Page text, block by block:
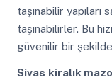
taşınabilir
taşınabilirler. Bu
güvenilir bir şekilde
Sivas kiralık